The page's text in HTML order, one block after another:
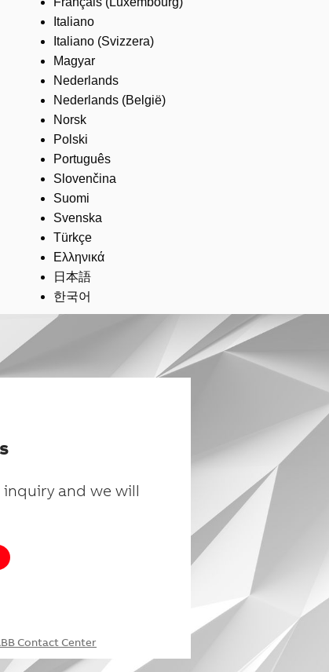
Italiano
Italiano (Svizzera)
Magyar
Nederlands
Nederlands (België)
Norsk
Polski
Português
Slovenčina
Suomi
Svenska
Türkçe
Ελληνικά
日本語
한국어
and we will
Contact Center